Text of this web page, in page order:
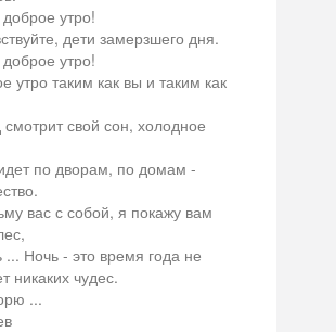
утро!
дети замерзшего дня.
утро!
утро таким как вы и таким как
смотрит свой сон, холодное
по дворам, по домам -
вас с собой, я покажу вам
... Ночь - это время года не
никаких чудес.
...